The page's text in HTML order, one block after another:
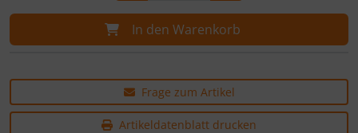
In den Warenkorb
Frage zum Artikel
Artikeldatenblatt drucken